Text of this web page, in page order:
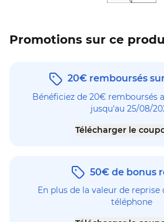
Promotions sur ce
20€ remboursés
Bénéficiez de 20€ remboursés
jusqu'au 25/08/
Télécharger le
50€ de bonus
En plus de la valeur de
téléphone